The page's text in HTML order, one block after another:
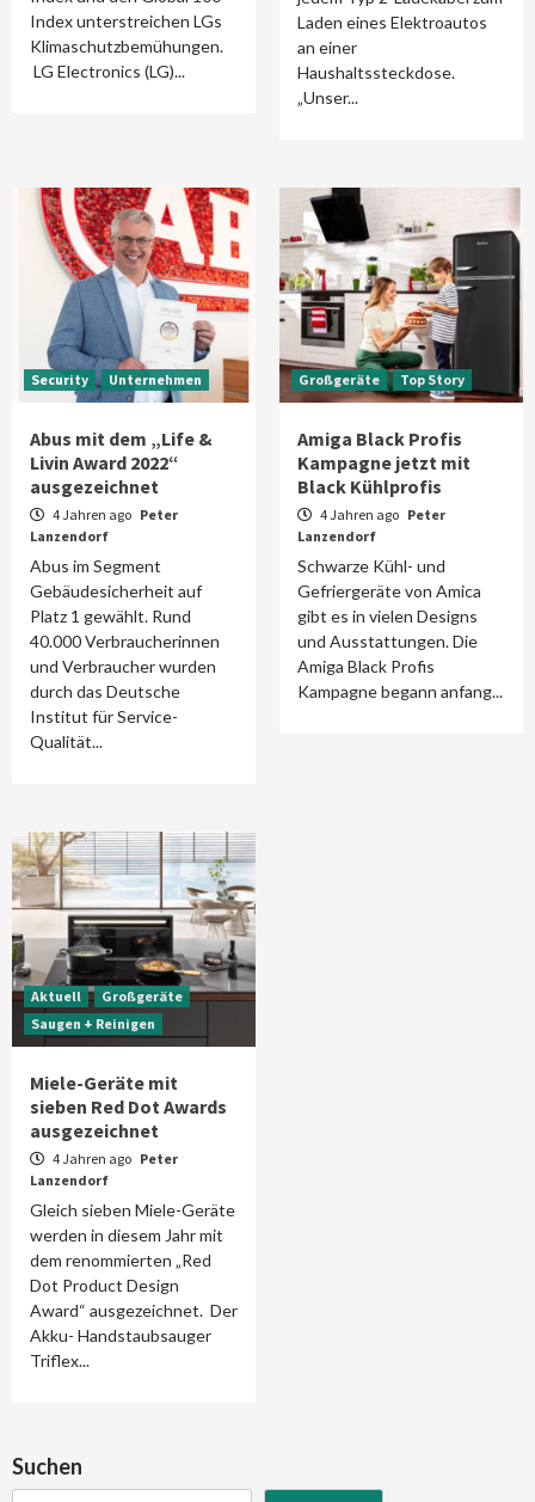
Index unterstreichen LGs
Klimaschutzbemühungen.
LG Electronics (LG)...
Laden eines Elektroautos
an einer
Haushaltssteckdose.
„Unser...
Security Unternehmen
Abus mit dem „Life &
Livin Award 2022“
ausgezeichnet
4 Jahren ago Peter
Lanzendorf
Abus im Segment
Gebäudesicherheit auf
Platz 1 gewählt. Rund
40.000 Verbraucherinnen
und Verbraucher wurden
durch das Deutsche
Institut für Service-
Qualität...
Großgeräte Top Story
Amiga Black Profis
Kampagne jetzt mit
Black Kühlprofis
4 Jahren ago Peter
Lanzendorf
Schwarze Kühl- und
Gefriergeräte von Amica
gibt es in vielen Designs
und Ausstattungen. Die
Amiga Black Profis
Kampagne begann anfang...
Aktuell
Großgeräte
Saugen + Reinigen
Miele-Geräte mit
sieben Red Dot Awards
ausgezeichnet
4 Jahren ago Peter
Lanzendorf
Gleich sieben Miele-Geräte
werden in diesem Jahr mit
dem renommierten „Red
Dot Product Design
Award“ ausgezeichnet. Der
Akku- Handstaubsauger
Triflex...
Suchen